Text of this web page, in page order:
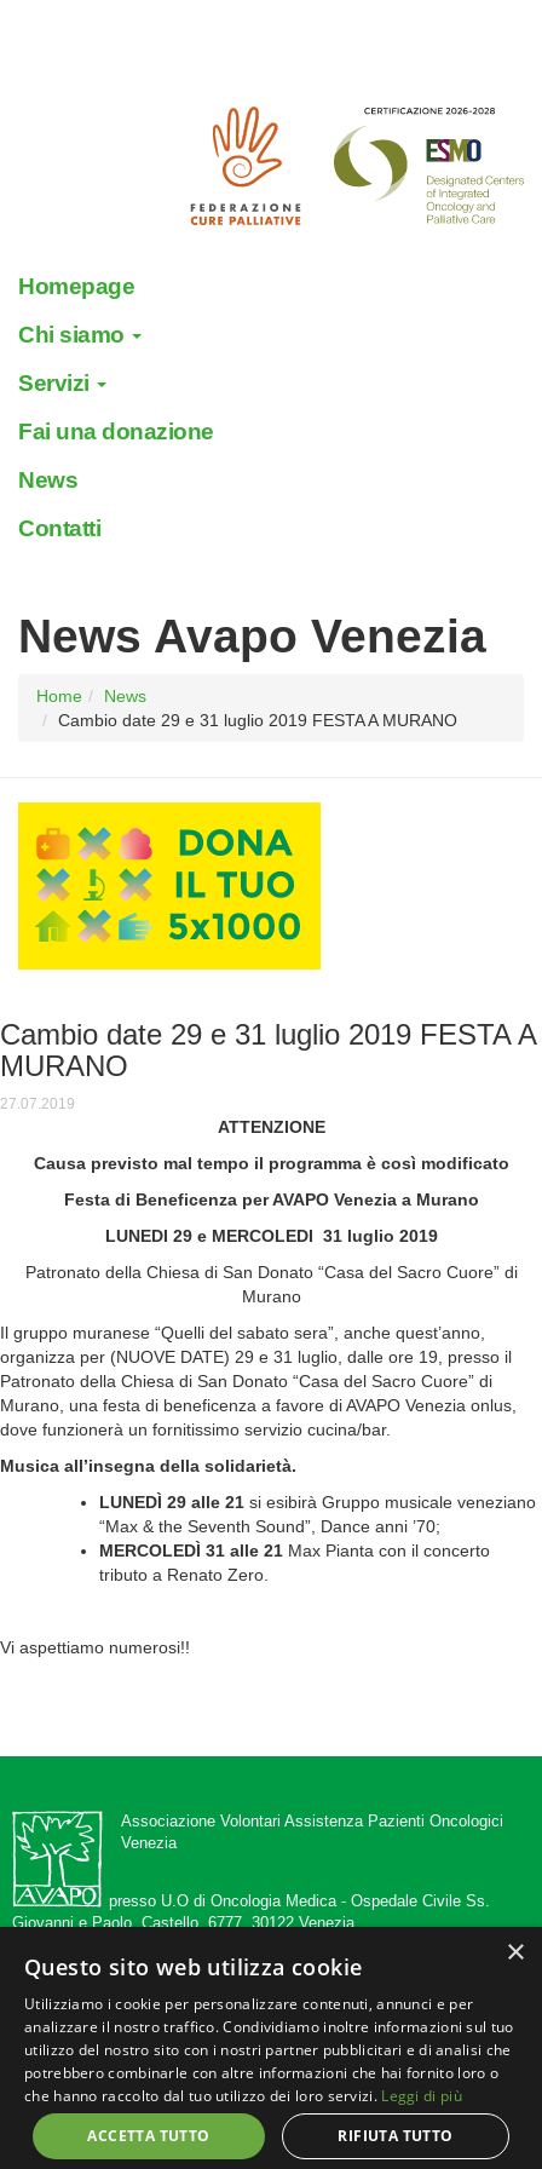
Homepage
Chi siamo
Servizi
Fai una donazione
News
Contatti
News Avapo Venezia
Home
News
Cambio date 29 e 31 luglio 2019 FESTA A MURANO
Cambio date 29 e 31 luglio 2019 FESTA A
MURANO
27.07.2019
ATTENZIONE
Causa previsto mal tempo il programma è così modificato
Festa di Beneficenza per AVAPO Venezia a Murano
LUNEDI 29 e MERCOLEDI 31 luglio 2019
Patronato della Chiesa di San Donato “Casa del Sacro Cuore” di
Murano
Il gruppo muranese “Quelli del sabato sera”, anche quest’anno,
organizza per (NUOVE DATE) 29 e 31 luglio, dalle ore 19, presso il
Patronato della Chiesa di San Donato “Casa del Sacro Cuore” di
Murano, una festa di beneficenza a favore di AVAPO Venezia onlus,
dove funzionerà un fornitissimo servizio cucina/bar.
Musica all’insegna della solidarietà.
LUNEDÌ 29 alle 21 si esibirà Gruppo musicale veneziano
“Max & the Seventh Sound”, Dance anni ’70;
MERCOLEDÌ 31 alle 21 Max Pianta con il concerto
tributo a Renato Zero.
Vi aspettiamo numerosi!!
Associazione Volontari Assistenza Pazienti Oncologici
Venezia
presso U.O di Oncologia Medica - Ospedale Civile Ss.
Giovanni e Paolo, Castello, 6777, 30122 Venezia
tel 041 5294546
info@avapovenezia.org
www.avapovenezia.org
c.f./p.iva 02351200270
c/c postale n. 12137303
c/c Intesa San Paolo SPA.
IBAN IT02 U 03069 02117 074000620840 intestati all'A.V.A.P.O VENEZIA
×
Questo sito web utilizza cookie
Utilizziamo i cookie per personalizzare contenuti, annunci e per
analizzare il nostro traffico. Condividiamo inoltre informazioni sul tuo
utilizzo del nostro sito con i nostri partner pubblicitari e di analisi che
potrebbero combinarle con altre informazioni che hai fornito loro o
che hanno raccolto dal tuo utilizzo dei loro servizi. Leggi di più
ACCETTA TUTTO
RIFIUTA TUTTO